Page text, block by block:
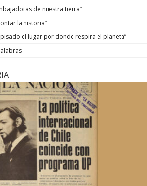
de nuestra tierra”
la historia”
el lugar por donde respira el planeta”